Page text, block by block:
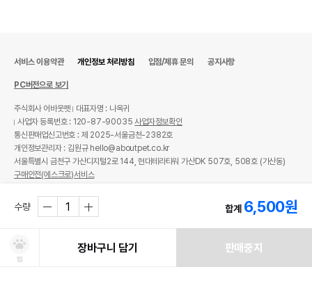
수량 합계 6,500원
찜
장바구니 담기 판매중지
서비스 이용약관 개인정보 처리방침 입점/제휴 문의 공지사항
PC버전으로 보기
주식회사 어바웃펫
대표자명 : 나옥귀
사업자 등록번호 : 120-87-90035사업자정보확인
통신판매업신고번호 : 제 2025-서울금천-2382호
개인정보관리자 : 김원규 hello@aboutpet.co.kr
서울특별시 금천구 가산디지털2로 144, 현대테라타워 가산DK 507호, 508호 (가산동)
구매안전(에스크로)서비스